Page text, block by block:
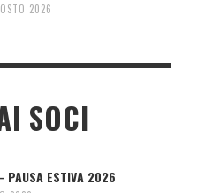
2026
SOCI
PAUSA ESTIVA 2026